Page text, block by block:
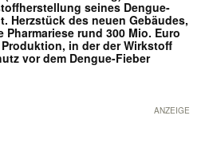
seines Dengue-
Herzstück des neuen Gebäudes,
rund 300 Mio. Euro
in der der Wirkstoff
vor dem Dengue-Fieber
ANZEIGE